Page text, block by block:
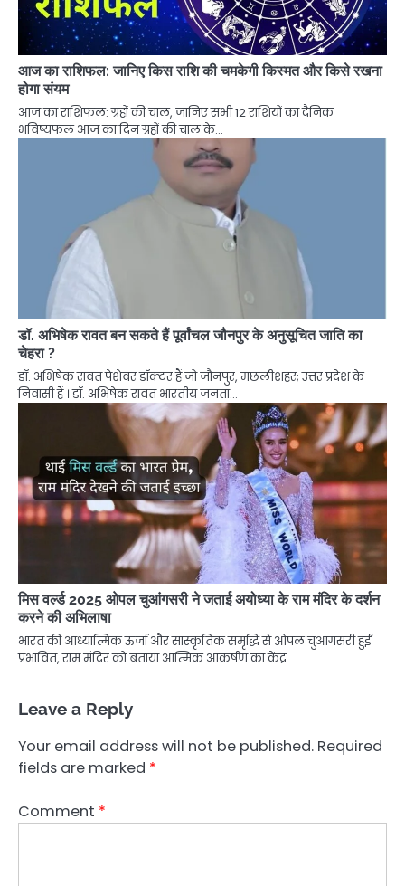
आज का राशिफल: जानिए किस राशि की चमकेगी किस्मत और किसे रखना
होगा संयम
आज का राशिफल: ग्रहों की चाल, जानिए सभी 12 राशियों का दैनिक
भविष्यफल आज का दिन ग्रहों की चाल के…
डॉ. अभिषेक रावत बन सकते हैं पूर्वांचल जौनपुर के अनुसूचित जाति का
चेहरा ?
डॉ. अभिषेक रावत पेशेवर डॉक्टर हैं जो जौनपुर, मछलीशहर; उत्तर प्रदेश के
निवासी हैं । डॉ. अभिषेक रावत भारतीय जनता…
मिस वर्ल्ड 2025 ओपल चुआंगसरी ने जताई अयोध्या के राम मंदिर के दर्शन
करने की अभिलाषा
भारत की आध्यात्मिक ऊर्जा और सांस्कृतिक समृद्धि से ओपल चुआंगसरी हुईं
प्रभावित, राम मंदिर को बताया आत्मिक आकर्षण का केंद्र…
Leave a Reply
Your email address will not be published. Required
fields are marked *
Comment *